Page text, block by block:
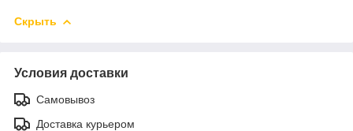
Скрыть
Условия доставки
Самовывоз
Доставка курьером